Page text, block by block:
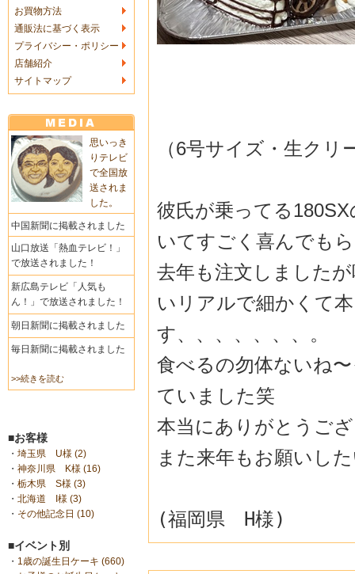
お買物方法
通販法に基づく表示
プライバシー・ポリシー
店舗紹介
サイトマップ
思いっき
りテレビ
で全国放
送されま
した。
中国新聞に掲載されました
山口放送「熱血テレビ！」
で放送されました！
新広島テレビ「人気も
ん！」で放送されました！
朝日新聞に掲載されました
毎日新聞に掲載されました
>>続きを読む
■お客様
・ 埼玉県 U様 (2)
・ 神奈川県 K様 (16)
・ 栃木県 S様 (3)
・ 北海道 I様 (3)
・ その他記念日 (10)
■イベント別
・ 1歳の誕生日ケーキ (660)
（6号サイズ・生クリ
彼氏が乗ってる
いてすごく喜んでも
去年も注文しました
いリアルで細か くて
す、、、、、、、。
食べるの勿体ないね
ていました笑
本当にありがとうご
また来年もお願いし
(福岡県 H様)